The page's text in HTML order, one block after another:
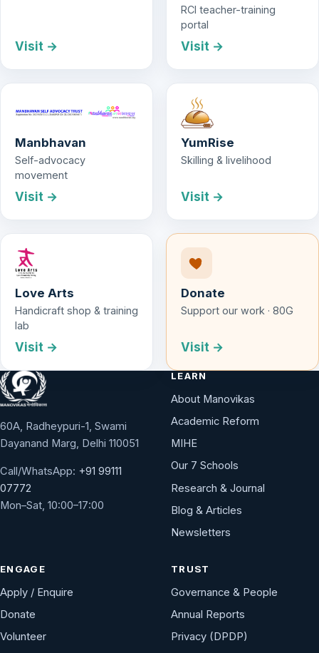
Visit →
RCI teacher-training
portal
Visit →
Manbhavan
Self-advocacy
movement
Visit →
YumRise
Skilling & livelihood
Visit →
Love Arts
Handicraft shop & training
lab
Visit →
Donate
Support our work · 80G
Visit →
60A, Radheypuri-1, Swami
Dayanand Marg, Delhi 110051
Call/WhatsApp: +91 99111
07772
Mon–Sat, 10:00–17:00
LEARN
About Manovikas
Academic Reform
MIHE
Our 7 Schools
Research & Journal
Blog & Articles
Newsletters
ENGAGE
Apply / Enquire
Donate
Volunteer
TRUST
Governance & People
Annual Reports
Privacy (DPDP)